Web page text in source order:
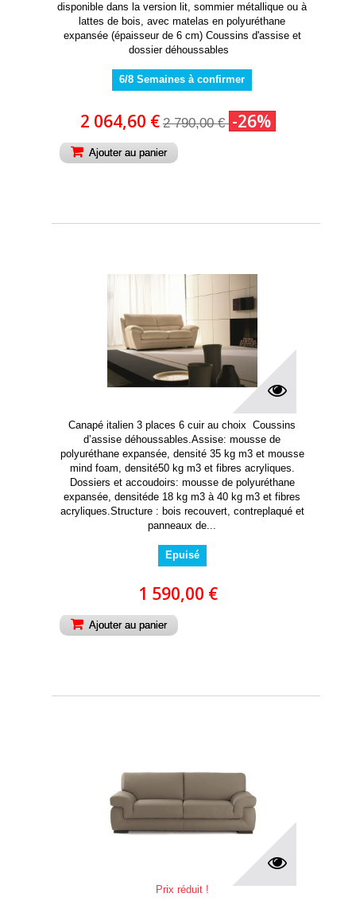
disponible dans la version lit, sommier métallique ou à
lattes de bois, avec matelas en polyuréthane
expansée (épaisseur de 6 cm) Coussins d'assise et
dossier déhoussables
6/8 Semaines à confirmer
2 064,60 € 2 790,00 € -26%
Ajouter au panier
Canapé italien 3 places 6 cuir au choix Coussins
d’assise déhoussables.Assise: mousse de
polyuréthane expansée, densité 35 kg m3 et mousse
mind foam, densité50 kg m3 et fibres acryliques.
Dossiers et accoudoirs: mousse de polyuréthane
expansée, densitéde 18 kg m3 à 40 kg m3 et fibres
acryliques.Structure : bois recouvert, contreplaqué et
panneaux de...
Epuisé
1 590,00 €
Ajouter au panier
Prix réduit !